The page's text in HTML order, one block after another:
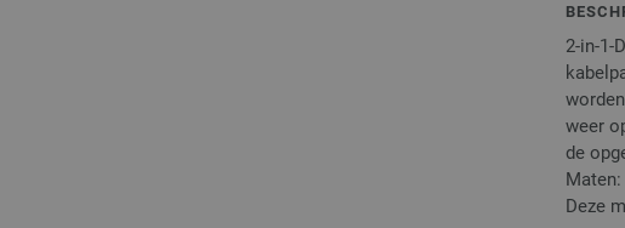
2-in-1-
weer
de
Deze